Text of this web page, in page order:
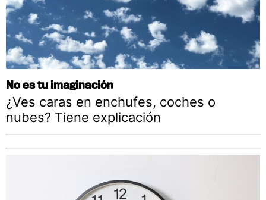
No es tu imaginación
¿Ves caras en enchufes, coches o
nubes? Tiene explicación